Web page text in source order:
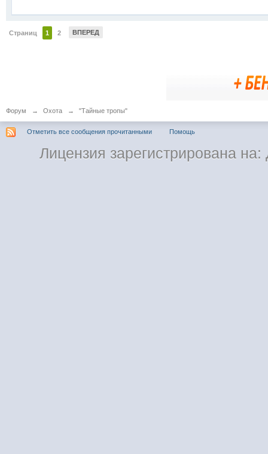
Страниц 1 2 ВПЕРЕД
Форум → Охота → "Тайные тропы"
Отметить все сообщения прочитанными Помощь
Лицензия зарегистрирована